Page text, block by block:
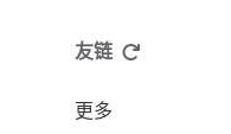
友链
更多